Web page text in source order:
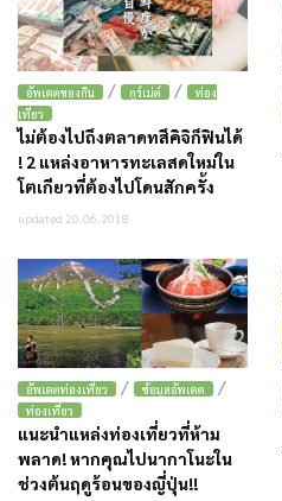
อัพเดตของกิน / กูร์เม่ต์ /
ท่อง
เที่ยว
ไม่ต้องไปถึงตลาดทสึคิจิก็ฟินได้
! 2 แหล่งอาหารทะเลสดใหม่ใน
โตเกียวที่ต้องไปโดนสักครั้ง
updated 20.06.2018
อัพเดตท่องเที่ยว / ข้อมูลอัพเดต /
ท่องเที่ยว
แนะนำแหล่งท่องเที่ยวที่ห้าม
พลาด! หากคุณไปนากาโนะใน
ช่วงต้นฤดูร้อนของญี่ปุ่น!!